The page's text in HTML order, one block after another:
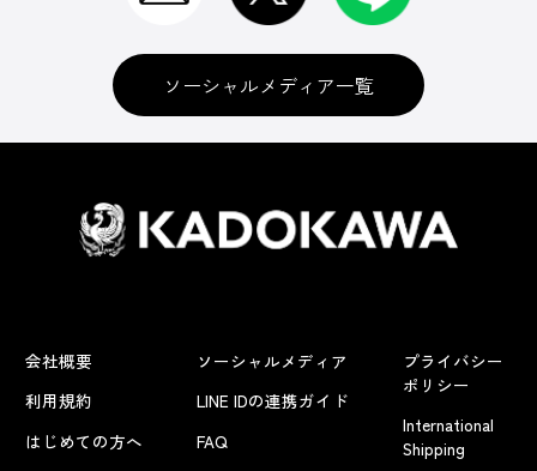
ソーシャルメディア一覧
会社概要
利用規約
はじめての方へ
ソーシャルメディア
LINE IDの連携ガイド
FAQ
プライバシー
ポリシー
International
Shipping